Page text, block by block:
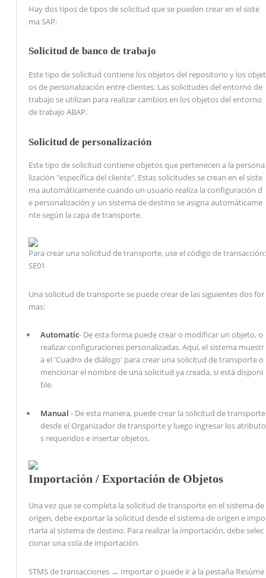
Hay dos tipos de tipos de solicitud que se pueden crear en el siste
ma SAP:
Solicitud de banco de trabajo
Este tipo de solicitud contiene los objetos del repositorio y los objet
os de personalización entre clientes. Las solicitudes del entorno de
trabajo se utilizan para realizar cambios en los objetos del entorno
de trabajo ABAP.
Solicitud de personalización
Este tipo de solicitud contiene objetos que pertenecen a la persona
lización "específica del cliente". Estas solicitudes se crean en el siste
ma automáticamente cuando un usuario realiza la configuración d
e personalización y un sistema de destino se asigna automáticame
nte según la capa de transporte.
Para crear una solicitud de transporte, use el código de transacción:
SE01
Una solicitud de transporte se puede crear de las siguientes dos for
mas:
Automatic- De esta forma puede crear o modificar un objeto, o
realizar configuraciones personalizadas. Aquí, el sistema muestr
a el 'Cuadro de diálogo' para crear una solicitud de transporte o
mencionar el nombre de una solicitud ya creada, si está disponi
ble.
Manual - De esta manera, puede crear la solicitud de transporte
desde el Organizador de transporte y luego ingresar los atributo
s requeridos e insertar objetos.
Importación / Exportación de Objetos
Una vez que se completa la solicitud de transporte en el sistema de
origen, debe exportar la solicitud desde el sistema de origen e impo
rtarla al sistema de destino. Para realizar la importación, debe selec
cionar una cola de importación.
STMS de transacciones → Importar o puede ir a la pestaña Resúme